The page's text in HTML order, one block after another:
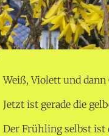
Weiß, Violett und
Jetzt ist gerade die
Der Frühling selbst ist